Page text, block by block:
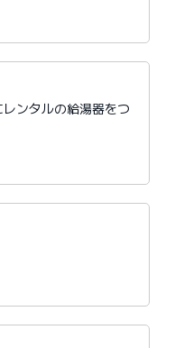
ンタルの給湯器をつ